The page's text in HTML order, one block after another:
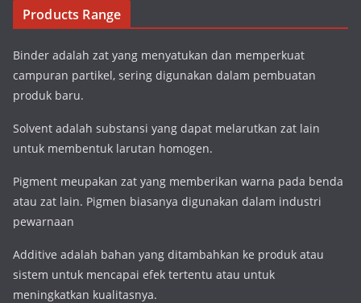
Products Range
Binder adalah zat yang menyatukan dan memperkuat
campuran partikel, sering digunakan dalam pembuatan
produk baru.
Solvent adalah substansi yang dapat melarutkan zat lain
untuk membentuk larutan homogen.
Pigment meupakan zat yang memberikan warna pada benda
atau zat lain. Pigmen biasanya digunakan dalam industri
pewarnaan
Additive adalah bahan yang ditambahkan ke produk atau
sistem untuk mencapai efek tertentu atau untuk
meningkatkan kualitasnya.